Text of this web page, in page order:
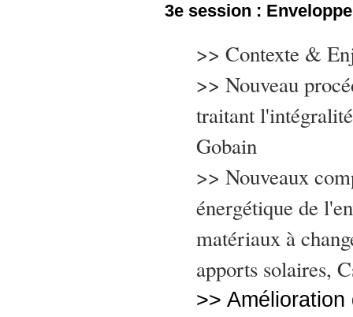
3e session :
>> Contexte &
>> Nouveau
traitant
Gobain
>> Nouveaux
énergétique de
matériaux à
apports solaires,
>>